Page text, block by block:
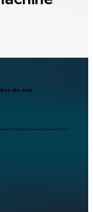
do seu
soluções personalizadas do início